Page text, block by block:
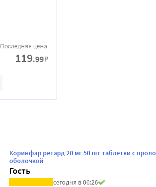
Последняя цена:
119.99₽
Коринфар ретард 20 мг 50 шт таблетки с
оболочкой
Гость
сегодня в 06:26